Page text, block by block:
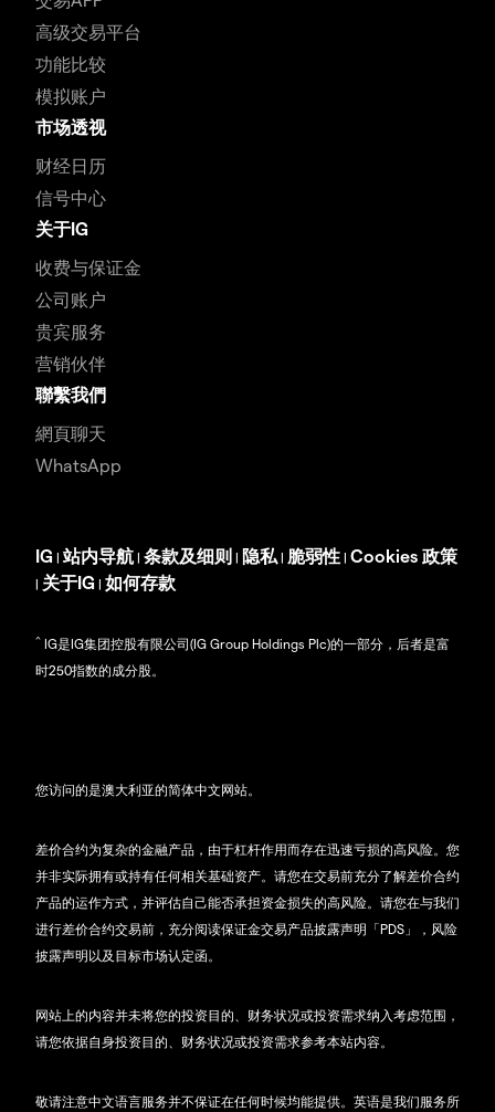
高级交易平台
功能比较
模拟账户
市场透视
财经日历
信号中心
关于IG
收费与保证金
公司账户
贵宾服务
营销伙伴
聯繫我們
網頁聊天
WhatsApp
IG |站内导航 | 条款及细则 | 隐私 | 脆弱性 | Cookies 政策
| 关于IG | 如何存款
^ IG是IG集团控股有限公司(IG Group Holdings Plc)的一部分，后者是富
时250指数的成分股。
您访问的是澳大利亚的简体中文网站。
差价合约为复杂的金融产品，由于杠杆作用而存在迅速亏损的高风险。您
并非实际拥有或持有任何相关基础资产。请您在交易前充分了解差价合约
产品的运作方式，并评估自己能否承担资金损失的高风险。请您在与我们
进行差价合约交易前，充分阅读保证金交易产品披露声明「PDS」，风险
披露声明以及目标市场认定函。
网站上的内容并未将您的投资目的、财务状况或投资需求纳入考虑范围，
请您依据自身投资目的、财务状况或投资需求参考本站内容。
敬请注意中文语言服务并不保证在任何时候均能提供。英语是我们服务所